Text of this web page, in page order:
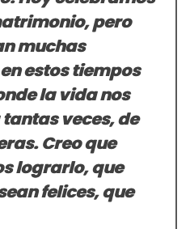
pero
muchas
estos tiempos
la vida nos
veces, de
Creo que
lograrlo, que
felices, que